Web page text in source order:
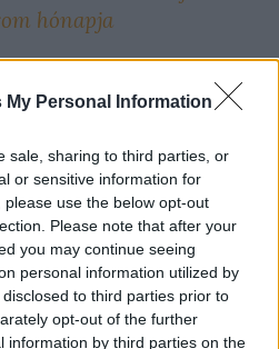
My Personal Information
sale, sharing to third parties, or
or sensitive information for
use the below opt-out
Please note that after your
you may continue seeing
personal information utilized by
to third parties prior to
opt-out of the further
information by third parties on the
hónapja
Csillag Dezsőné sem, a
István, volt
a legmagasabb beosztású
tájékoztatott a
Ugyancsak
Dávida
főosztály vezetőjét, aki
a központosított
felszámolásában. Szóba